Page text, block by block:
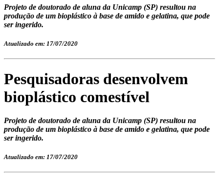
Projeto de doutorado de aluna da Unicamp (SP) resultou na
produção de um bioplástico à base de amido e gelatina, que pode
ser ingerido.
Atualizado em: 17/07/2020
Pesquisadoras desenvolvem
bioplástico comestível
Projeto de doutorado de aluna da Unicamp (SP) resultou na
produção de um bioplástico à base de amido e gelatina, que pode
ser ingerido.
Atualizado em: 17/07/2020